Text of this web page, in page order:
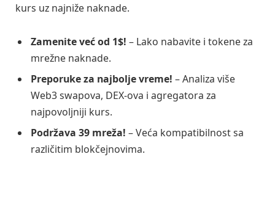
kurs uz najniže naknade.
Zamenite već od 1$! – Lako nabavite i tokene za
mrežne naknade.
Preporuke za najbolje vreme! – Analiza više
Web3 swapova, DEX-ova i agregatora za
najpovoljniji kurs.
Podržava 39 mreža! – Veća kompatibilnost sa
različitim blokčejnovima.